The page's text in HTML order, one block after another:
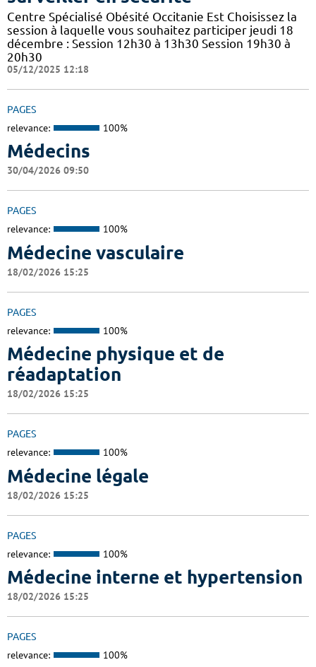
Centre Spécialisé Obésité Occitanie Est Choisissez la
session à laquelle vous souhaitez participer jeudi 18
décembre : Session 12h30 à 13h30 Session 19h30 à
20h30
05/12/2025 12:18
PAGES
relevance: 100%
Médecins
30/04/2026 09:50
PAGES
relevance: 100%
Médecine vasculaire
18/02/2026 15:25
PAGES
relevance: 100%
Médecine physique et de
réadaptation
18/02/2026 15:25
PAGES
relevance: 100%
Médecine légale
18/02/2026 15:25
PAGES
relevance: 100%
Médecine interne et hypertension
18/02/2026 15:25
PAGES
relevance: 100%